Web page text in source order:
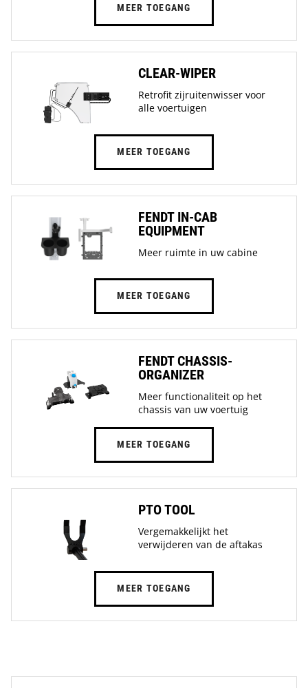
MEER TOEGANG
CLEAR-WIPER
Retrofit zijruitenwisser voor
alle voertuigen
MEER TOEGANG
FENDT IN-CAB
EQUIPMENT
Meer ruimte in uw cabine
MEER TOEGANG
FENDT CHASSIS-
ORGANIZER
Meer functionaliteit op het
chassis van uw voertuig
MEER TOEGANG
PTO TOOL
Vergemakkelijkt het
verwijderen van de aftakas
MEER TOEGANG